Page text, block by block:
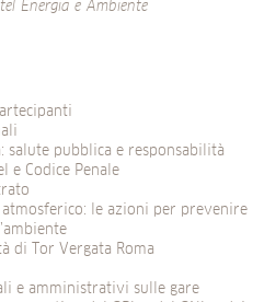
Energia e Ambiente
salute pubblica e responsabilità
e Codice Penale
atmosferico: le azioni per prevenire
di Tor Vergata Roma
e amministrativi sulle gare